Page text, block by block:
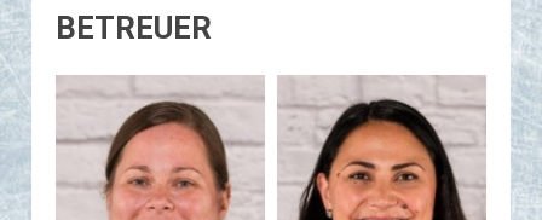
BETREUER